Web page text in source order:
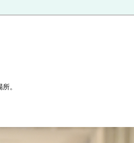
が生まれる場所。
へ踏み出せる場所。